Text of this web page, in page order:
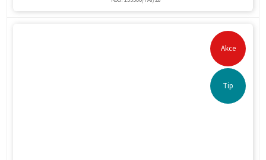
Akce
Tip